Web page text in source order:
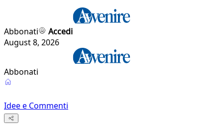
Abbonati
Accedi
August 8, 2026
Abbonati
Idee e Commenti